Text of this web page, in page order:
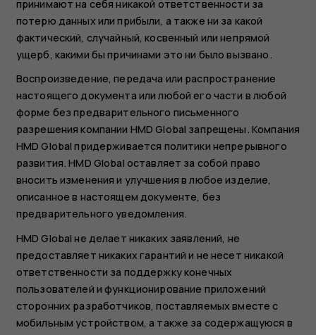
принимают на себя никакой ответственности за
потерю данных или прибыли, а также ни за какой
фактический, случайный, косвенный или непрямой
ущерб, какими бы причинами это ни было вызвано.
Воспроизведение, передача или распространение
настоящего документа или любой его части в любой
форме без предварительного письменного
разрешения компании HMD Global запрещены. Компания
HMD Global придерживается политики непрерывного
развития. HMD Global оставляет за собой право
вносить изменения и улучшения в любое изделие,
описанное в настоящем документе, без
предварительного уведомления.
HMD Global не делает никаких заявлений, не
предоставляет никаких гарантий и не несет никакой
ответственности за поддержку конечных
пользователей и функционирование приложений
сторонних разработчиков, поставляемых вместе с
мобильным устройством, а также за содержащуюся в